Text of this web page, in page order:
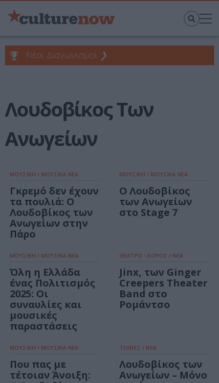
Νέοι Διαγωνισμοί ❯
Λουδοβίκος Των
Ανωγείων
ΜΟΥΣΙΚΗ / ΜΟΥΣΙΚΑ ΝΕΑ
Γκρεμό δεν έχουν
τα πουλιά: Ο
Λουδοβίκος των
Ανωγείων στην
Πάρο
ΜΟΥΣΙΚΗ / ΜΟΥΣΙΚΑ ΝΕΑ
Ο Λουδοβίκος
των Ανωγείων
στο Stage 7
ΜΟΥΣΙΚΗ / ΜΟΥΣΙΚΑ ΝΕΑ
Όλη η Ελλάδα
ένας Πολιτισμός
2025: Οι
συναυλίες και
μουσικές
παραστάσεις
ΘΕΑΤΡΟ - ΧΟΡΟΣ / ΝΕΑ
Jinx, των Ginger
Creepers Theater
Band στο
Ρομάντσο
ΜΟΥΣΙΚΗ / ΜΟΥΣΙΚΑ ΝΕΑ
Που πας με
τέτοιαν Άνοιξη:
ΤΕΧΝΕΣ / ΝΕΑ
Λουδοβίκος των
Ανωγείων – Μόνο